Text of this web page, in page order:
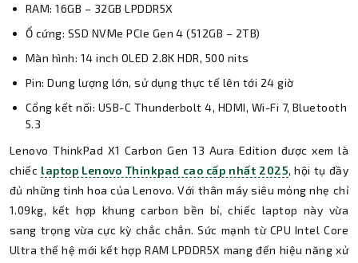
RAM: 16GB – 32GB LPDDR5X
Ổ cứng: SSD NVMe PCIe Gen 4 (512GB – 2TB)
Màn hình: 14 inch OLED 2.8K HDR, 500 nits
Pin: Dung lượng lớn, sử dụng thực tế lên tới 24 giờ
Cổng kết nối: USB-C Thunderbolt 4, HDMI, Wi-Fi 7, Bluetooth
5.3
Lenovo ThinkPad X1 Carbon Gen 13 Aura Edition được xem là
chiếc laptop Lenovo Thinkpad cao cấp nhất 2025, hội tụ đầy
đủ những tinh hoa của Lenovo. Với thân máy siêu mỏng nhẹ chỉ
1.09kg, kết hợp khung carbon bền bỉ, chiếc laptop này vừa
sang trọng vừa cực kỳ chắc chắn. Sức mạnh từ CPU Intel Core
Ultra thế hệ mới kết hợp RAM LPDDR5X mang đến hiệu năng xử